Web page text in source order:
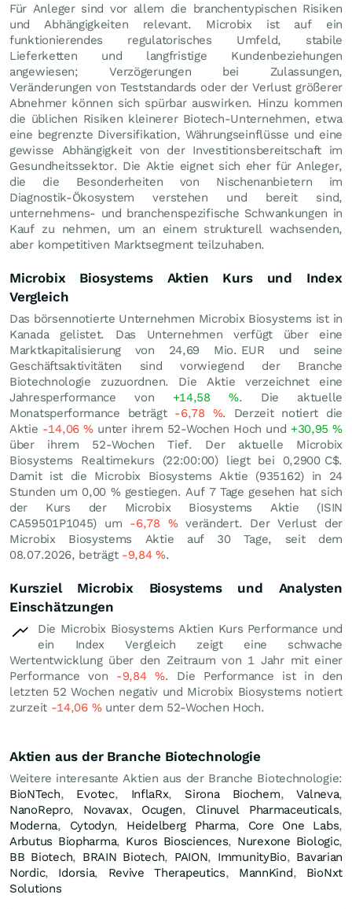
Für Anleger sind vor allem die branchentypischen Risiken
und Abhängigkeiten relevant. Microbix ist auf ein
funktionierendes regulatorisches Umfeld, stabile
Lieferketten und langfristige Kundenbeziehungen
angewiesen; Verzögerungen bei Zulassungen,
Veränderungen von Teststandards oder der Verlust größerer
Abnehmer können sich spürbar auswirken. Hinzu kommen
die üblichen Risiken kleinerer Biotech-Unternehmen, etwa
eine begrenzte Diversifikation, Währungseinflüsse und eine
gewisse Abhängigkeit von der Investitionsbereitschaft im
Gesundheitssektor. Die Aktie eignet sich eher für Anleger,
die die Besonderheiten von Nischenanbietern im
Diagnostik-Ökosystem verstehen und bereit sind,
unternehmens- und branchenspezifische Schwankungen in
Kauf zu nehmen, um an einem strukturell wachsenden,
aber kompetitiven Marktsegment teilzuhaben.
Microbix Biosystems Aktien Kurs und Index
Vergleich
Das börsennotierte Unternehmen Microbix Biosystems ist in
Kanada gelistet. Das Unternehmen verfügt über eine
Marktkapitalisierung von 24,69 Mio. EUR und seine
Geschäftsaktivitäten sind vorwiegend der Branche
Biotechnologie zuzuordnen. Die Aktie verzeichnet eine
Jahresperformance von +14,58%. Die aktuelle
Monatsperformance beträgt -6,78 %. Derzeit notiert die
Aktie -14,06%unter ihrem 52-Wochen Hoch und +30,95%
über ihrem 52-Wochen Tief. Der aktuelle Microbix
Biosystems Realtimekurs (22:00:00) liegt bei 0,2900 C$.
Damit ist die Microbix Biosystems Aktie (935162) in 24
Stunden um 0,00 %gestiegen. Auf 7 Tage gesehen hat sich
der Kurs der Microbix Biosystems Aktie (ISIN
CA59501P1045) um -6,78 %verändert. Der Verlust der
Microbix Biosystems Aktie auf 30 Tage, seit dem
08.07.2026, beträgt -9,84%.
Kursziel Microbix Biosystems und Analysten
Einschätzungen
Die Microbix Biosystems Aktien Kurs Performance und
ein Index Vergleich zeigt eine schwache
Wertentwicklung über den Zeitraum von 1 Jahr mit einer
Performance von -9,84%. Die Performance ist in den
letzten 52 Wochen negativ und Microbix Biosystems notiert
zurzeit -14,06 %unter dem 52-Wochen Hoch.
Aktien aus der Branche Biotechnologie
Weitere interesante Aktien aus der Branche Biotechnologie:
BioNTech, Evotec, InflaRx, Sirona Biochem,Valneva,
NanoRepro, Novavax, Ocugen, Clinuvel Pharmaceuticals,
Moderna, Cytodyn, Heidelberg Pharma, Core One Labs,
Arbutus Biopharma, Kuros Biosciences, Nurexone Biologic,
BB Biotech, BRAIN Biotech, PAION, ImmunityBio, Bavarian
Nordic, Idorsia, Revive Therapeutics, MannKind, BioNxt
Solutions